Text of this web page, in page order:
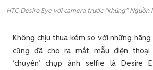
HTC Desire Eye với camera trước “khủng”
Không chịu thua kém so với những
cũng đã cho ra mắt mẫu điện thoại
‘chuyên’ chụp ảnh selfie là Desire